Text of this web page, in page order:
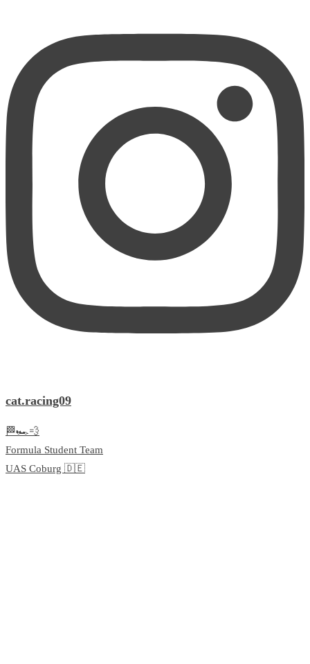
cat.racing09
🏁🏎💨
Formula Student Team
UAS Coburg 🇩🇪